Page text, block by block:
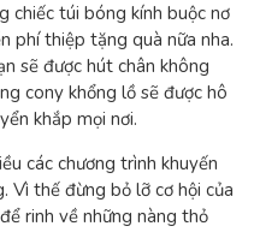
chiếc túi bóng kính buộc nơ
phí thiệp tặng quà nữa nha.
sẽ được hút chân không
cony khổng lồ sẽ được hô
khắp mọi nơi.
các chương trình khuyến
Vì thế đừng bỏ lỡ cơ hội của
rinh về những nàng thỏ